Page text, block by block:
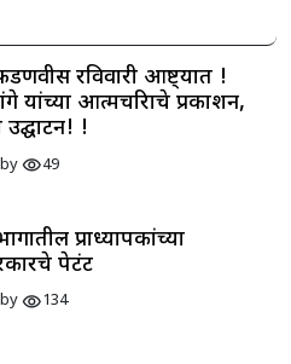
फडणवीस रविवारी आष्ट्यात !
यांच्या आत्मचरित्राचे प्रकाशन,
!
byvisibility49
प्राध्यापकांच्या
पेटंट
byvisibility134